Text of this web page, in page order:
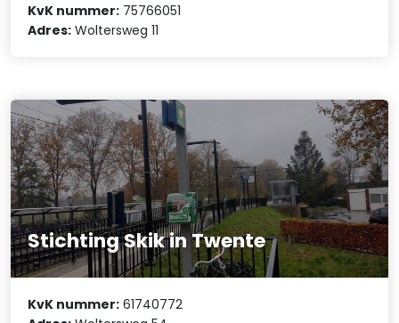
KvK nummer: 75766051
Adres: Woltersweg 11
Stichting Skik in Twente
KvK nummer: 61740772